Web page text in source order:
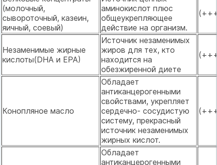
(молочный,
сывороточный, казеин,
яичный, соевый)
аминокислот плюс
общеукрепляющее
действие на организм.
Незаменимые жирные
кислоты(DHA и ЕРА)
Источник незаменимых
жиров для тех, кто
находится на
обезжиренной диете
Конопляное масло
Обладает
антиканцерогенными
свойствами, укрепляет
сердечно- сосудистую
систему, прекрасный
источник незаменимых
жирных кислот.
Обладает
антиканцерогенными